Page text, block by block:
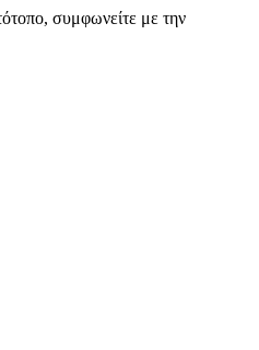
συμφωνείτε με την